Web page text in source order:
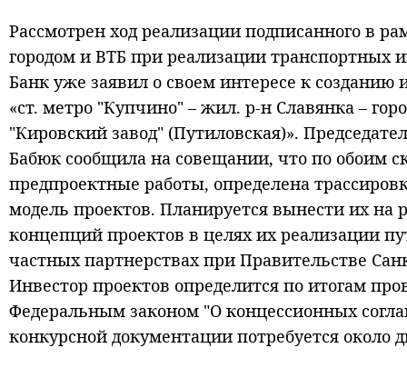
Рассмотрен ход реализации подписанного в
городом и ВТБ при реализации транспортных
Банк уже заявил о своем интересе к
«ст. метро "Купчино" – жил. р-н Славянка –
"Кировский завод" (Путиловская)».
Бабюк сообщила на совещании, что по
предпроектные работы, определена
модель проектов. Планируется вынести их
концепций проектов в целях их реализации
частных партнерствах при Правительстве
Инвестор проектов определится по итогам
Федеральным законом "О концессионных
конкурсной документации потребуется около